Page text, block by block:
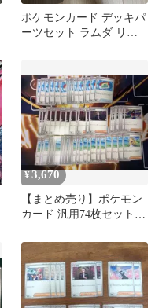
ポケモンカード デッキパ
ーツセット ラムダ リー
¥3,670
【まとめ売り】ポケモン
カード 汎用74枚セット
令 etc）